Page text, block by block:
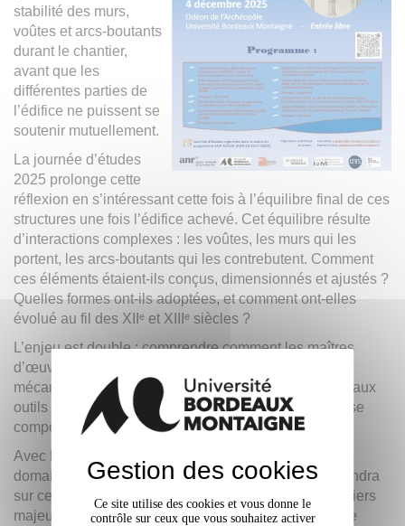
stabilité des murs,
voûtes et arcs-boutants
durant le chantier,
avant que les
différentes parties de
l’édifice ne puissent se
soutenir mutuellement.
La journée d’études
2025 prolonge cette
réflexion en s’intéressant cette fois à l’équilibre final de ces
structures une fois l’édifice achevé. Cet équilibre résulte
d’interactions complexes : les voûtes, les murs qui les
portent, les arcs-boutants qui les contrebutent. Comment
ces éléments étaient-ils conçus, dimensionnés et ajustés ?
Quelles formes ont-ils adoptées, et comment ont-elles
évolué au fil des XIIᵉ et XIIIᵉ siècles ?
L’enjeu est double : comprendre comment les maîtres
d’œuvre médiévaux imaginaient le fonctionnement
mécanique de leurs constructions, et analyser, grâce aux
outils contemporains, la manière dont ces structures se
comportent réellement.
Avec la participation des meilleurs spécialistes du
domaine, l’équipe du programme ANR ALTIOR reviendra
sur ces questions à travers l’étude de plusieurs chantiers
majeurs, dont Notre-Dame de Paris et Notre-Dame de
Gestion des cookies
Ce site utilise des cookies et vous donne le
contrôle sur ceux que vous souhaitez activer